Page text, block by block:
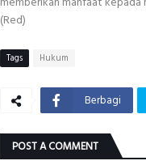
(Red)
Tags Hukum
Berbagi
POST A COMMENT